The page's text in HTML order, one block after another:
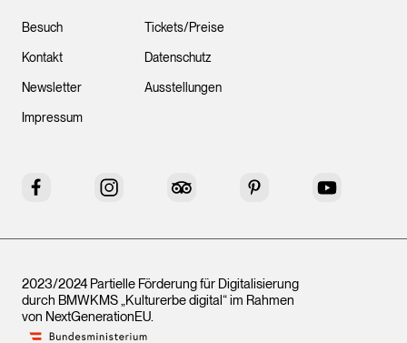
Besuch
Kontakt
Newsletter
Impressum
Tickets/Preise
Datenschutz
Ausstellungen
Facebook Instagram Tripadvisor Pinterest YouTube
2023/2024 Partielle Förderung für Digitalisierung
durch BMWKMS „Kulturerbe digital“ im Rahmen
von NextGenerationEU.